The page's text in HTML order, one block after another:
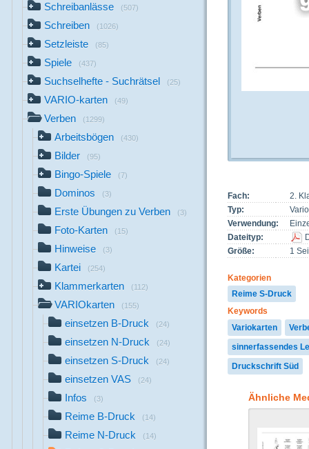
Schreibanlässe (507)
Schreiben (1026)
Setzleiste (85)
Spiele (437)
Suchselhefte - Suchrätsel (25)
VARIO-karten (49)
Verben (1299)
Arbeitsbögen (430)
Bilder (95)
Bingo-Spiele (7)
Dominos (3)
Erste Übungen zu Verben (3)
Foto-Karten (15)
Hinweise (3)
Kartei (254)
Klammerkarten (112)
VARIOkarten (155)
einsetzen B-Druck (24)
einsetzen N-Druck (24)
einsetzen S-Druck (24)
einsetzen VAS (24)
Infos (3)
Reime B-Druck (14)
Reime N-Druck (14)
Fach:
2.
Typ:
Verwendung:
Dateityp:
Größe:
1
Kategorien
Reime S-Druck
Keywords
Variokarten
sinnerfassendes
Druckschrift Süd
Ähnliche